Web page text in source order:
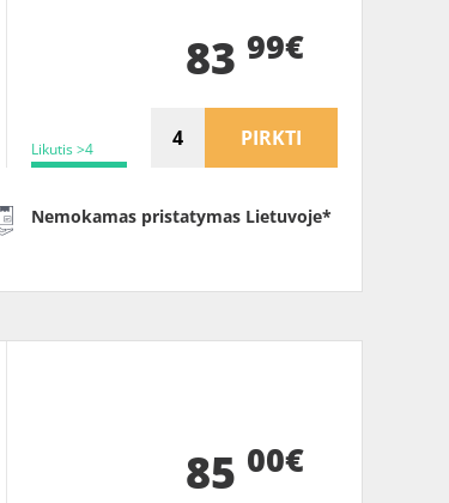
Likutis >4
83 99€
PIRKTI
Nemokamas pristatymas Lietuvoje*
85 00€